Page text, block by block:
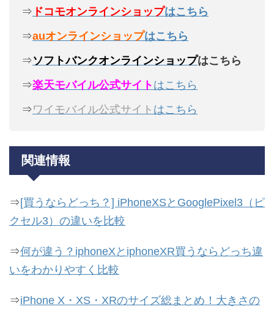
⇒ ドコモオンラインショップはこちら
⇒auオンラインショップはこちら
⇒ソフトバンクオンラインショップはこちら
⇒楽天モバイル公式サイト はこちら
⇒ワイモバイル公式サイト はこちら
関連情報
⇒[買うならどっち？] iPhoneXSとGooglePixel3（ピ
クセル3）の違いを比較
⇒何が違う？iphoneXとiphoneXR買うならどっち違
いをわかりやすく比較
⇒iPhone X・XS・XRのサイズ総まとめ！大きさの